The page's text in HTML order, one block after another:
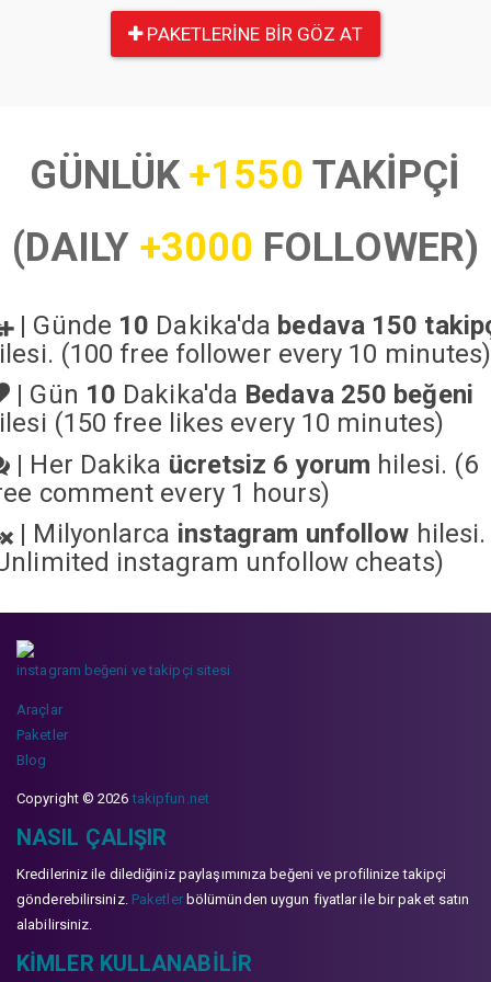
PAKETLERINE BIR GÖZ AT
GÜNLÜK+1550 TAKİPÇİ
(DAILY +3000 FOLLOWER)
| Günde 10 Dakika'da bedava 150
(100 free follower every 10 minutes)
| Gün 10 Dakika'da Bedava 250 beğeni
(150 free likes every 10 minutes)
| Her Dakika ücretsiz 6 yorum hilesi. (6
comment every 1 hours)
| Milyonlarca instagram unfollow hilesi.
instagram unfollow cheats)
instagram beğeni ve takipçi sitesi
Araçlar
Paketler
Blog
Copyright © 2026takipfun.net
NASIL ÇALIŞIR
Kredileriniz ile dilediğiniz paylaşımınıza beğeni ve profilinize takipçi
gönderebilirsiniz. Paketlerbölümünden uygun fiyatlar ile bir paket satın
alabilirsiniz.
KIMLER KULLANABILIR